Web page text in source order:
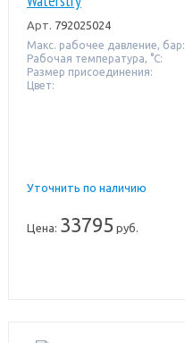
Арт. 792025024
Макс. рабочее давление, бар:
Рабочая температура, °C:
Размер присоединения:
Цвет:
Уточнить по наличию
Цена: 33795 руб.